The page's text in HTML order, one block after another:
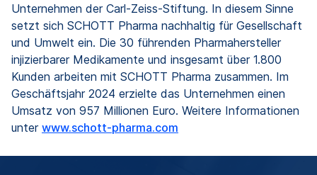
Unternehmen der Carl-Zeiss-Stiftung. In diesem Sinne
setzt sich SCHOTT Pharma nachhaltig für Gesellschaft
und Umwelt ein. Die 30 führenden Pharmahersteller
injizierbarer Medikamente und insgesamt über 1.800
Kunden arbeiten mit SCHOTT Pharma zusammen. Im
Geschäftsjahr 2024 erzielte das Unternehmen einen
Umsatz von 957 Millionen Euro. Weitere Informationen
unter www.schott-pharma.com